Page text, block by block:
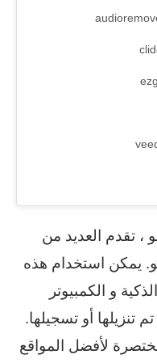
، تقدم العديد من
يمكن استخدام هذه
و الكمبيوتر
تنزيلها أو تسجيلها.
لأفضل المواقع